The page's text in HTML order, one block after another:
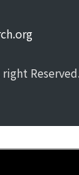
Reserved.